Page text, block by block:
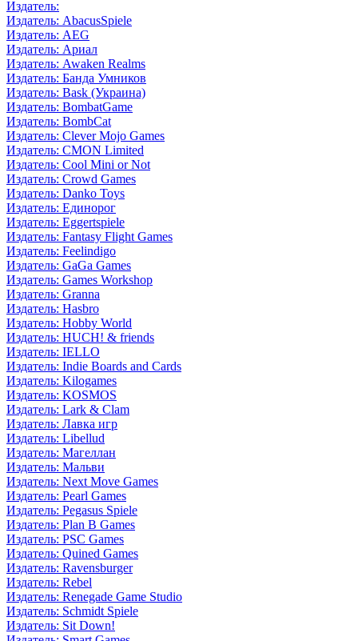
Издатель:
Издатель: AbacusSpiele
Издатель: AEG
Издатель: Ариал
Издатель: Awaken Realms
Издатель: Банда Умников
Издатель: Bask (Украина)
Издатель: BombatGame
Издатель: BombCat
Издатель: Clever Mojo Games
Издатель: CMON Limited
Издатель: Cool Mini or Not
Издатель: Crowd Games
Издатель: Danko Toys
Издатель: Единорог
Издатель: Eggertspiele
Издатель: Fantasy Flight Games
Издатель: Feelindigo
Издатель: GaGa Games
Издатель: Games Workshop
Издатель: Granna
Издатель: Hasbro
Издатель: Hobby World
Издатель: HUCH! & friends
Издатель: IELLO
Издатель: Indie Boards and Cards
Издатель: Kilogames
Издатель: KOSMOS
Издатель: Lark & Clam
Издатель: Лавка игр
Издатель: Libellud
Издатель: Магеллан
Издатель: Мальви
Издатель: Next Move Games
Издатель: Pearl Games
Издатель: Pegasus Spiele
Издатель: Plan B Games
Издатель: PSC Games
Издатель: Quined Games
Издатель: Ravensburger
Издатель: Rebel
Издатель: Renegade Game Studio
Издатель: Schmidt Spiele
Издатель: Sit Down!